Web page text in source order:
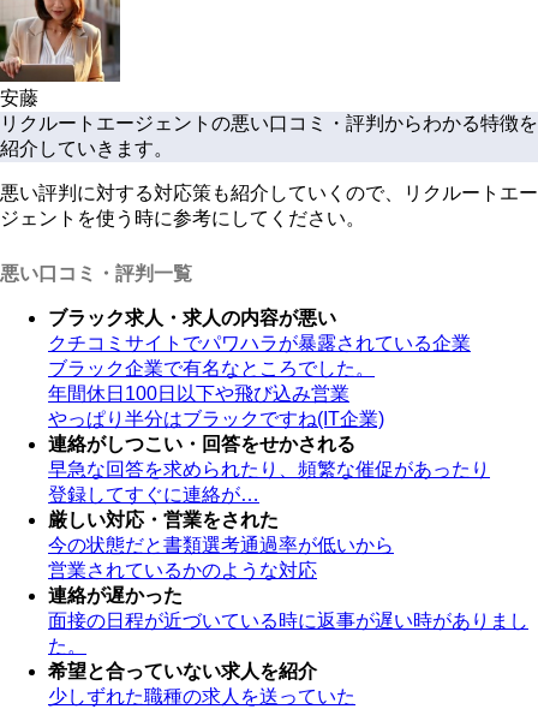
安藤
リクルートエージェントの悪い口コミ・評判からわかる特徴を
紹介していきます。
悪い評判に対する対応策も紹介していくので、リクルートエー
ジェントを使う時に参考にしてください。
悪い口コミ・評判一覧
ブラック求人・求人の内容が悪い
クチコミサイトでパワハラが暴露されている企業
ブラック企業で有名なところでした。
年間休日100日以下や飛び込み営業
やっぱり半分はブラックですね(IT企業)
連絡がしつこい・回答をせかされる
早急な回答を求められたり、頻繁な催促があったり
登録してすぐに連絡が…
厳しい対応・営業をされた
今の状態だと書類選考通過率が低いから
営業されているかのような対応
連絡が遅かった
面接の日程が近づいている時に返事が遅い時がありまし
た。
希望と合っていない求人を紹介
少しずれた職種の求人を送っていた